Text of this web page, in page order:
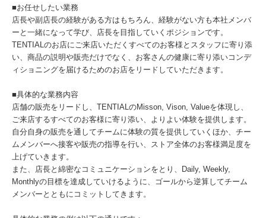
■お任せしたい業務
店長や副店長の経験がある方はもちろん、経験がない方も本社メンバ
ーと一緒になって学び、店長を目指していくポジションです。
TENTIALのお店にご来店いただくすべてのお客様とスタッフに寄り添
い、商品の説明や販売だけでなく、お客さんの健康に寄り添いコンデ
ィショニングを届けるためのお店をリードしていただきます。
■具体的な業務内容
店舗の販売をリードし、TENTIALのMisson, Vison, Valueを体現し、
ご来店するすべてのお客様に寄り添い、よりよい体験を提供します。
自分自身の販売を通してチームに体験の質を提供していくほか、チー
ムメンバーへ接客や販売の指導を行い、ストア全体のお客様満足度を
上げていきます。
また、店長と綿密なコミュニケーションをとり、Daily, Weekly,
Monthlyの目標を達成していけるように、ゴールから逆算してチーム
メンバーとともにコミットしてきます。